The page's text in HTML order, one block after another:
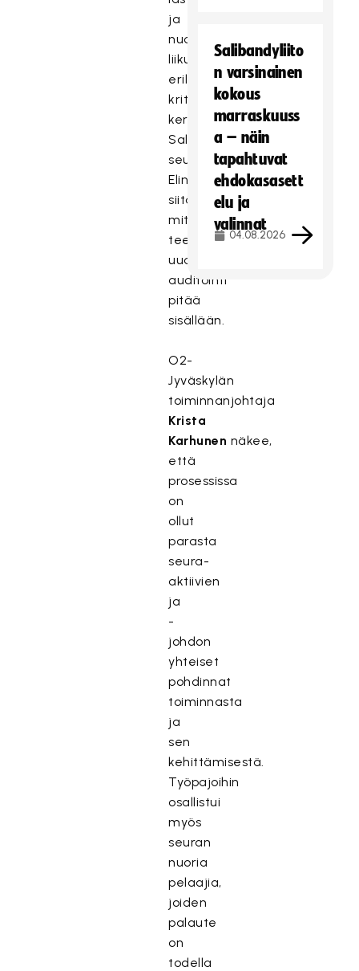
ja
nuorten
liikunnan
erilliset
kriteerikokonaisuudet,
kertoo
Salibandyliiton
seurakehittäjä
Elina
siitä,
mitä
teemoja
uudelleen
auditointi
pitää
sisällään.
O2-
Jyväskylän
toiminnanjohtaja
Krista
Karhunen näkee,
että
prosessissa
on
ollut
parasta
seura-
aktiivien
ja
-
johdon
yhteiset
pohdinnat
toiminnasta
ja
sen
kehittämisestä.
Työpajoihin
osallistui
myös
seuran
nuoria
pelaajia,
joiden
palaute
on
todella
Salibandyliito
n varsinainen
kokous
marraskuuss
a – näin
tapahtuvat
ehdokasasett
elu ja
valinnat
04.08.2026